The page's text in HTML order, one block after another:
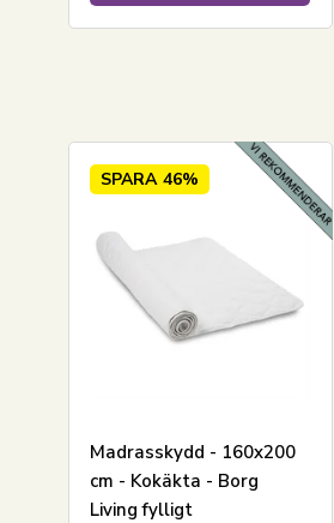
LÄGG I
SPARA 46%
Madrasskydd - 160x200
cm - Kokäkta - Borg
Living fylligt